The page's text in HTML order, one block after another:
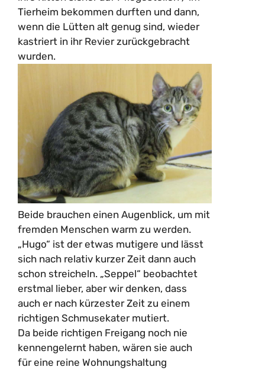
Tierheim bekommen durften und dann,
wenn die Lütten alt genug sind, wieder
kastriert in ihr Revier zurückgebracht
wurden.
Beide brauchen einen Augenblick, um mit
fremden Menschen warm zu werden.
„Hugo“ ist der etwas mutigere und lässt
sich nach relativ kurzer Zeit dann auch
schon streicheln. „Seppel“ beobachtet
erstmal lieber, aber wir denken, dass
auch er nach kürzester Zeit zu einem
richtigen Schmusekater mutiert.
Da beide richtigen Freigang noch nie
kennengelernt haben, wären sie auch
für eine reine Wohnungshaltung